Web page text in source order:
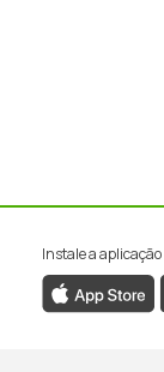
Instale a aplicação